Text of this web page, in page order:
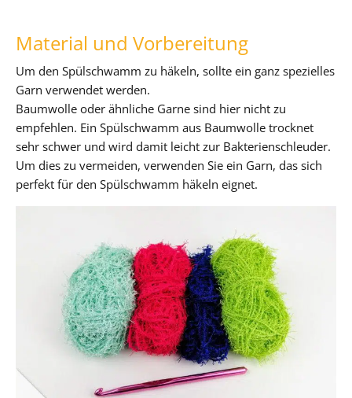
Material und Vorbereitung
Um den Spülschwamm zu häkeln, sollte ein ganz spezielles
Garn verwendet werden.
Baumwolle oder ähnliche Garne sind hier nicht zu
empfehlen. Ein Spülschwamm aus Baumwolle trocknet
sehr schwer und wird damit leicht zur Bakterienschleuder.
Um dies zu vermeiden, verwenden Sie ein Garn, das sich
perfekt für den Spülschwamm häkeln eignet.